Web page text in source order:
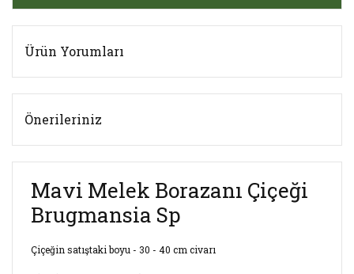
Ürün Yorumları
Önerileriniz
Mavi Melek Borazanı Çiçeği
Brugmansia Sp
Çiçeğin satıştaki boyu - 30 - 40 cm civarı